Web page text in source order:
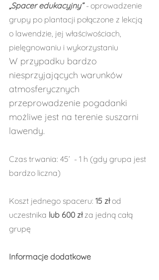
„Spacer edukacyjny” - oprowadzenie
grupy po plantacji połączone z lekcją
o lawendzie, jej właściwościach,
pielęgnowaniu i wykorzystaniu
W przypadku bardzo
niesprzyjających warunków
atmosferycznych
przeprowadzenie pogadanki
możliwe jest na terenie suszarni
lawendy.
Czas trwania: 45’  - 1 h (gdy grupa jest
bardzo liczna)
Koszt jednego spaceru: 15 zł od
uczestnika lub 600 zł za jedną całą
grupę
Informacje dodatkowe